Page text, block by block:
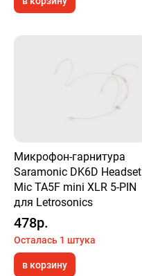
Микрофон-гарнитура
Saramonic DK6D Headset
Mic TA5F mini XLR 5-PIN
для Letrosonics
478р.
Осталась 1 штука
в корзину